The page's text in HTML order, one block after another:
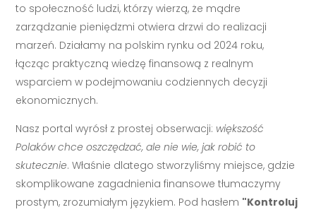
to społeczność ludzi, którzy wierzą, że mądre
zarządzanie pieniędzmi otwiera drzwi do realizacji
marzeń. Działamy na polskim rynku od 2024 roku,
łącząc praktyczną wiedzę finansową z realnym
wsparciem w podejmowaniu codziennych decyzji
ekonomicznych.
Nasz portal wyrósł z prostej obserwacji: większość
Polaków chce oszczędzać, ale nie wie, jak robić to
skutecznie. Właśnie dlatego stworzyliśmy miejsce, gdzie
skomplikowane zagadnienia finansowe tłumaczymy
prostym, zrozumiałym językiem. Pod hasłem "Kontroluj